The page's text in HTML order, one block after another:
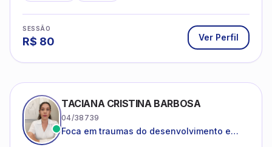
SESSÃO
R$ 80 Ver Perfil
TACIANA CRISTINA BARBOSA
04/38739
Foca em traumas do desenvolvimento e